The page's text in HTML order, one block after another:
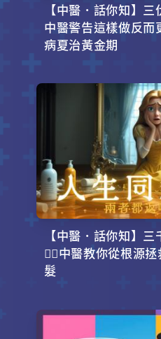
【中醫．話你知】
中醫警告這樣做反
病夏治黃金期
【中醫．話你知】
💇‍♂️中醫教你從根源
髮